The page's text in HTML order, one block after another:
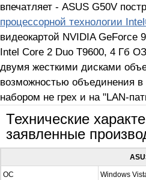
впечатляет - ASUS G50V
процессорной технологии
видеокартой NVIDIA GeForce
Intel Core 2 Duo T9600, 4 Гб
двумя жесткими дисками
возможностью объединения
набором не грех и на "LAN-
Технические
заявленные
ОС Windows